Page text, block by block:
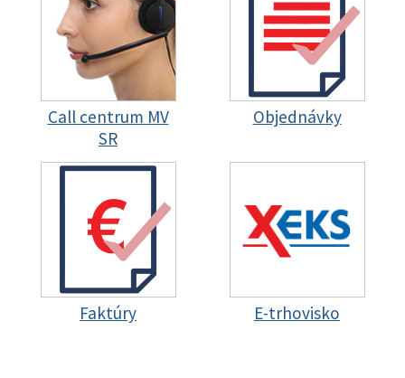
Call centrum MV
SR
Objednávky
Faktúry E-trhovisko